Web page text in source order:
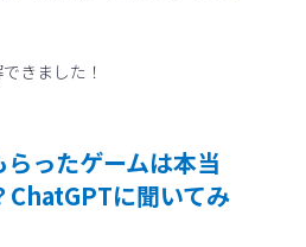
きました！
ったゲームは本当
ChatGPTに聞いてみ